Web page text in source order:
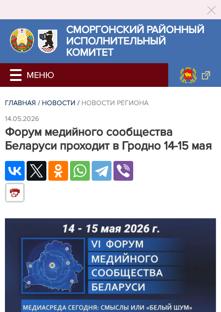
СМОРГОНСКИЙ РАЙОННЫЙ
ИСПОЛНИТЕЛЬНЫЙ
КОМИТЕТ
ГЛАВНАЯ / НОВОСТИ / НОВОСТИ РЕГИОНА
14.05.2026
Форум медийного сообщества
Беларуси проходит в Гродно 14-15 мая